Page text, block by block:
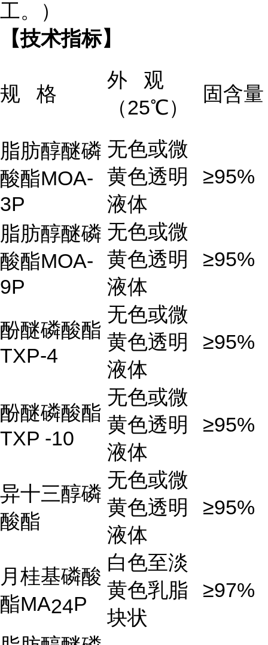
工。）
【技术指标】
规 格
外 观
（25℃）
固含量
脂肪醇醚磷
酸酯MOA-
3P
无色或微
黄色透明
液体
≥95%
脂肪醇醚磷
酸酯MOA-
9P
无色或微
黄色透明
液体
≥95%
酚醚磷酸酯
TXP-4
无色或微
黄色透明
液体
≥95%
酚醚磷酸酯
TXP -10
无色或微
黄色透明
液体
≥95%
异十三醇磷
酸酯
无色或微
黄色透明
液体
≥95%
月桂基磷酸
酯MA24P
白色至淡
黄色乳脂
块状
≥97%